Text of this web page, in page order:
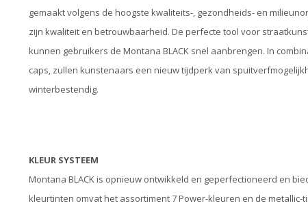
gemaakt volgens de hoogste kwaliteits-, gezondheids- en
zijn kwaliteit en betrouwbaarheid. De perfecte tool voor
kunnen gebruikers de Montana BLACK snel aanbrengen. In
caps, zullen kunstenaars een nieuw tijdperk van
winterbestendig.
KLEUR SYSTEEM
Montana BLACK is opnieuw ontwikkeld en geperfectioneerd en
kleurtinten omvat het assortiment 7 Power-kleuren en de